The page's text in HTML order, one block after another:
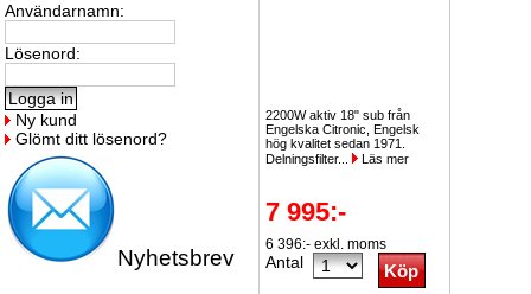
Användarnamn:
Lösenord:
Ny kund
Glömt ditt lösenord?
Nyhetsbrev
2200W aktiv 18" sub från
Engelska Citronic, Engelsk
hög kvalitet sedan 1971.
Delningsfilter...
Läs mer
7 995:-
6 396:- exkl. moms
Antal